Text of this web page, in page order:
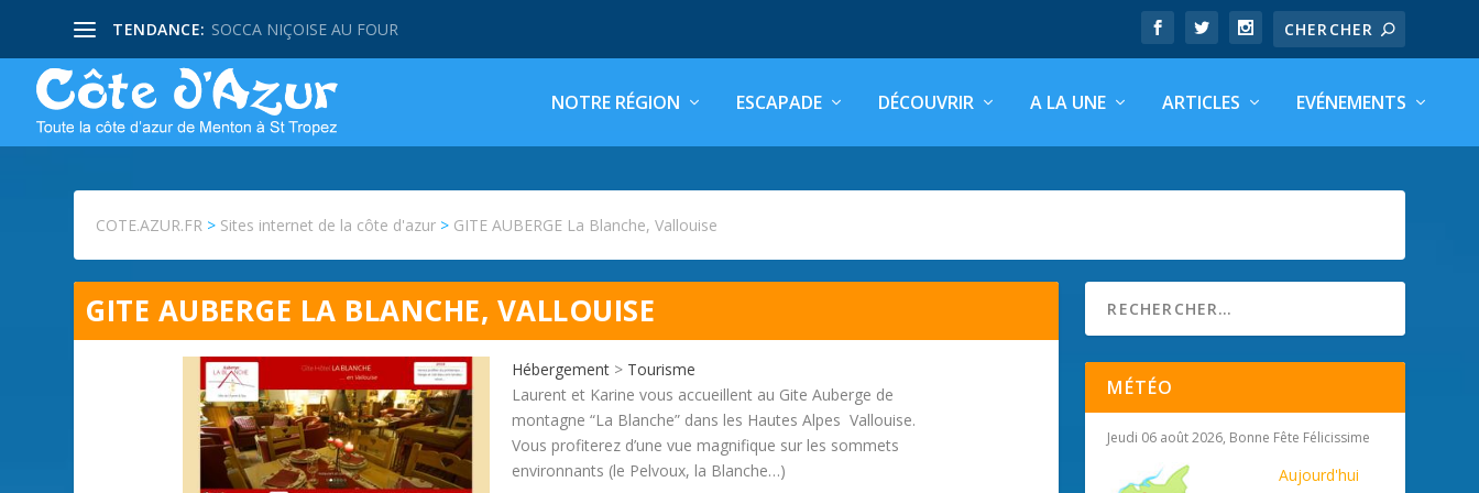
TENDANCE: SOCCA NIÇOISE AU FOUR
NOTRE RÉGION ESCAPADE DÉCOUVRIR A LA UNE ARTICLES EVÉNEMENTS
COTE.AZUR.FR > Sites internet de la côte d'azur > GITE AUBERGE La Blanche, Vallouise
GITE AUBERGE LA BLANCHE, VALLOUISE
Hébergement > Tourisme
Laurent et Karine vous accueillent au Gite Auberge de
montagne “La Blanche” dans les Hautes Alpes  Vallouise.
Vous profiterez d’une vue magnifique sur les sommets
environnants (le Pelvoux, la Blanche…)
MÉTÉO
Jeudi 06 août 2026, Bonne Fête Félicissime
Aujourd'hui